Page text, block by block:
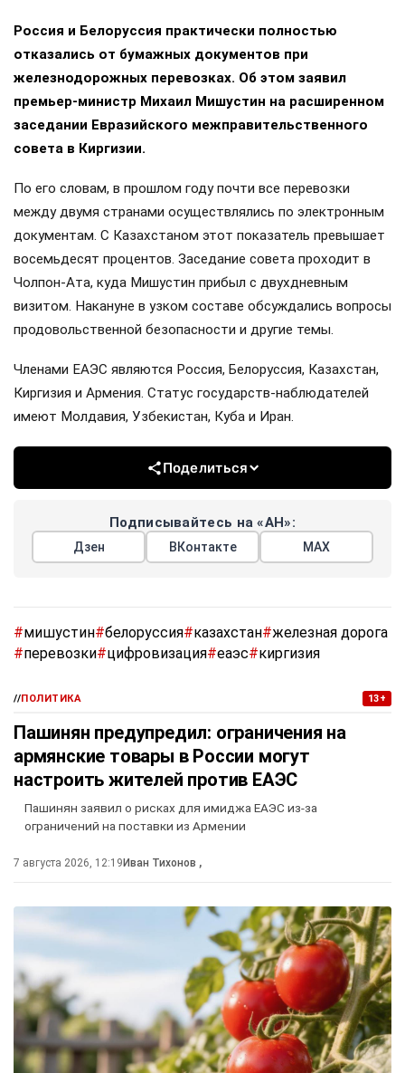
Россия и Белоруссия практически полностью
отказались от бумажных документов при
железнодорожных перевозках. Об этом заявил
премьер-министр Михаил Мишустин на расширенном
заседании Евразийского межправительственного
совета в Киргизии.
По его словам, в прошлом году почти все перевозки
между двумя странами осуществлялись по электронным
документам. С Казахстаном этот показатель превышает
восемьдесят процентов. Заседание совета проходит в
Чолпон-Ата, куда Мишустин прибыл с двухдневным
визитом. Накануне в узком составе обсуждались вопросы
продовольственной безопасности и другие темы.
Членами ЕАЭС являются Россия, Белоруссия, Казахстан,
Киргизия и Армения. Статус государств-наблюдателей
имеют Молдавия, Узбекистан, Куба и Иран.
Поделиться
Подписывайтесь на «АН»:
Дзен ВКонтакте МАХ
#мишустин#белоруссия#казахстан#железная дорога
#перевозки#цифровизация#еаэс#киргизия
//ПОЛИТИКА 13+
Пашинян предупредил: ограничения на
армянские товары в России могут
настроить жителей против ЕАЭС
Пашинян заявил о рисках для имиджа ЕАЭС из-за
ограничений на поставки из Армении
7 августа 2026, 12:19 Иван Тихонов ,